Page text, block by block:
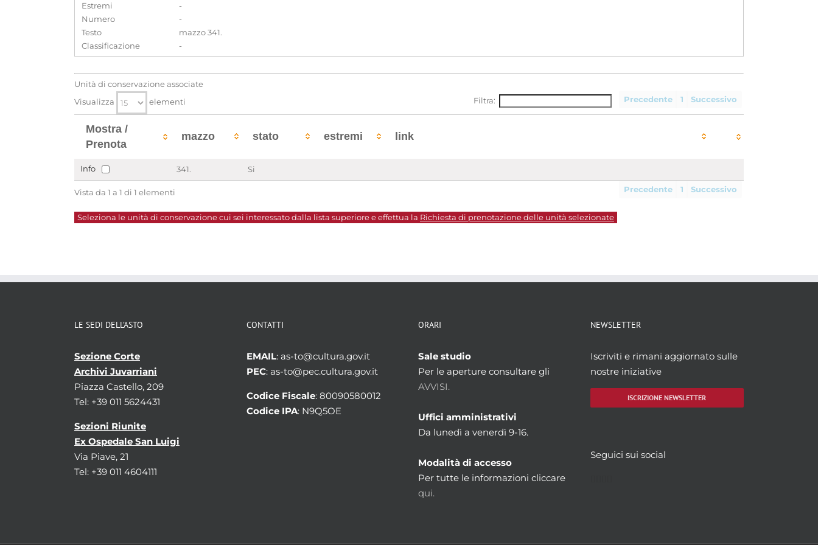
Estremi
-
Numero
-
Testo
mazzo 341.
Classificazione
-
Unità di conservazione associate
Precedente
1 Successivo
Visualizza elementi Filtra:
Mostra /
Prenota
mazzo stato estremi link
Info 341. Si
Vista da 1 a 1 di 1 elementi Precedente 1 Successivo
Seleziona le unità di conservazione cui sei interessato dalla lista superiore e effettua la Richiesta di prenotazione delle unità selezionate
LE SEDI DELL’ASTO
Sezione Corte
Archivi Juvarriani
Piazza Castello, 209
Tel: +39 011 5624431
Sezioni Riunite
Ex Ospedale San Luigi
Via Piave, 21
Tel: +39 011 4604111
CONTATTI
EMAIL: as-to@cultura.gov.it
PEC: as-to@pec.cultura.gov.it
Codice Fiscale: 80090580012
Codice IPA: N9Q5OE
ORARI
Sale studio
Per le aperture consultare gli
AVVISI.
Uffici amministrativi
Da lunedì a venerdì 9-16.
Modalità di accesso
Per tutte le informazioni cliccare
qui.
NEWSLETTER
Iscriviti e rimani aggiornato sulle
nostre iniziative
ISCRIZIONE NEWSLETTER
Seguici sui social